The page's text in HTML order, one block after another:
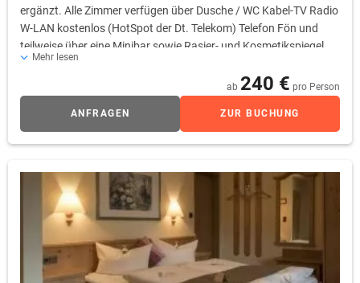
ergänzt. Alle Zimmer verfügen über Dusche / WC Kabel-TV Radio
W-LAN kostenlos (HotSpot der Dt. Telekom) Telefon Fön und
teilweise über eine Minibar sowie Rasier- und Kosmetikspiegel.
Mehr lesen
ab 240 € pro Person
ANFRAGEN ZUR BUCHUNG